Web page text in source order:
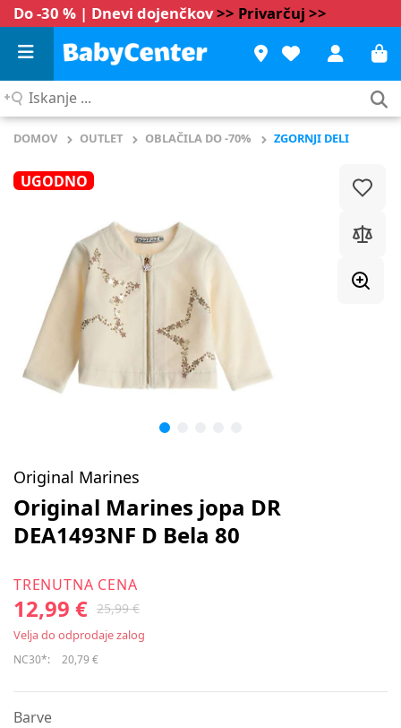
Do -30 % | Dnevi dojenčkov>> Privarčuj >>
Iskanje
DOMOV OUTLET OBLAČILA DO -70% ZGORNJI DELI
UGODNO
Original Marines
Original Marines jopa DR
DEA1493NF D Bela 80
TRENUTNA CENA
12,99 € 25,99 €
Velja do odprodaje zalog
NC30*: 20,79 €
Barve